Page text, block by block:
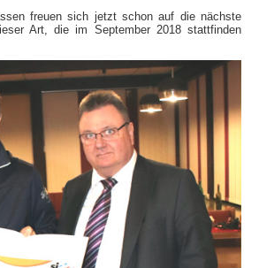
freuen sich jetzt schon auf die nächste
Art, die im September 2018 stattfinden